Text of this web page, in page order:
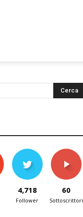
4,718
Follower
60
Sottoscrittori